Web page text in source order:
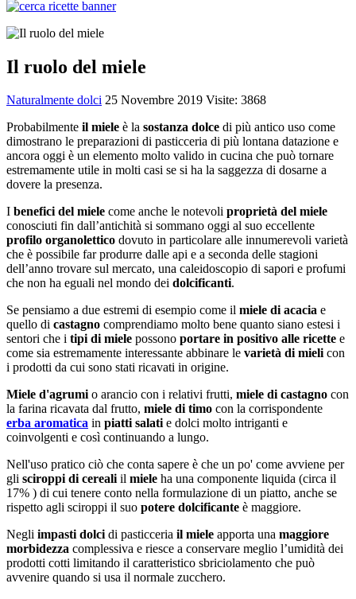
Il ruolo del miele
Naturalmente dolci 25 Novembre 2019 Visite: 3868
Probabilmente il miele è la sostanza dolce di più antico uso come
dimostrano le preparazioni di pasticceria di più lontana datazione e
ancora oggi è un elemento molto valido in cucina che può tornare
estremamente utile in molti casi se si ha la saggezza di dosarne a
dovere la presenza.
I benefici del miele come anche le notevoli proprietà del miele
conosciuti fin dall’antichità si sommano oggi al suo eccellente
profilo organolettico dovuto in particolare alle innumerevoli varietà
che è possibile far produrre dalle api e a seconda delle stagioni
dell’anno trovare sul mercato, una caleidoscopio di sapori e profumi
che non ha eguali nel mondo dei dolcificanti.
Se pensiamo a due estremi di esempio come il miele di acacia e
quello di castagno comprendiamo molto bene quanto siano estesi i
sentori che i tipi di miele possono portare in positivo alle ricette e
come sia estremamente interessante abbinare le varietà di mielicon
i prodotti da cui sono stati ricavati in origine.
Miele d'agrumio arancio con i relativi frutti, miele di castagno con
la farina ricavata dal frutto, miele di timo con la corrispondente
erba aromatica in piatti salatie dolci molto intriganti e
coinvolgenti e così continuando a lungo.
Nell'uso pratico ciò che conta sapere è che un po' come avviene per
gli sciroppi di cerealiil miele ha una componente liquida (circa il
17% ) di cui tenere conto nella formulazione di un piatto, anche se
rispetto agli sciroppi il suo potere dolcificante è maggiore.
Negli impasti dolcidi pasticceria il miele apporta una maggiore
morbidezza complessiva e riesce a conservare meglio l’umidità dei
prodotti cotti limitando il caratteristico sbriciolamento che può
avvenire quando si usa il normale zucchero.